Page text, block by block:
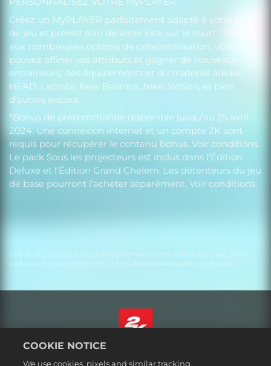
Créez un MyPLAYER parfaitement adapté à votre style
de jeu et prenez soin de votre look sur le court ! Grâce
aux nombreuses options de personnalisation, vous
pouvez affiner vos attributs et gagner de nouveaux
entraîneurs, des équipements et du matériel adidas,
HEAD, Lacoste, New Balance, Nike, Wilson, et bien
d'autres encore.
*Bonus de précommande disponible jusqu'au 25 avril
2024. Une connexion internet et un compte 2K sont
requis pour récupérer le contenu bonus. Voir conditions.
Le pack Sous les projecteurs est inclus dans l'Édition
Deluxe et l'Édition Grand Chelem. Les détenteurs du jeu
de base pourront l'acheter séparément. Voir conditions.
Use of this product requires agreement to the following third party
end user license agreement: https://www.take2games.com/eula/
Français
COOKIE NOTICE
We use cookies, pixels and similar tracking